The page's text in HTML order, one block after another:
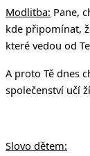
Modlitba: Pane,
kde připomínat,
které vedou od
A proto Tě dnes
společenství učí
Slovo dětem: